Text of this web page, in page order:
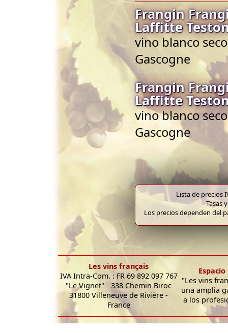
Frangin
Laffitte
vino blanco
Gascogne
Frangin
Laffitte
vino blanco
Gascogne
Lista de precios
Tasas
Los precios dependen del
Les vins français
IVA Intra-Com. : FR 69 892 097 767
"Le Vignet" - 338 Chemin Biroc
31800 Villeneuve de Rivière -
France
"Les vins
una amplia
a los